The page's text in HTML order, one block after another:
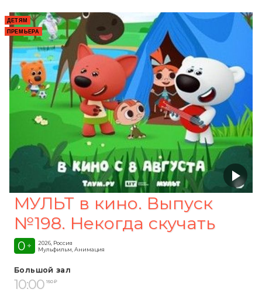
ДЕТЯМ
ПРЕМЬЕРА
МУЛЬТ в кино. Выпуск
№198. Некогда скучать
0 +
2026, Россия
Мульфильм, Анимация
Большой зал
10:00 150 ₽